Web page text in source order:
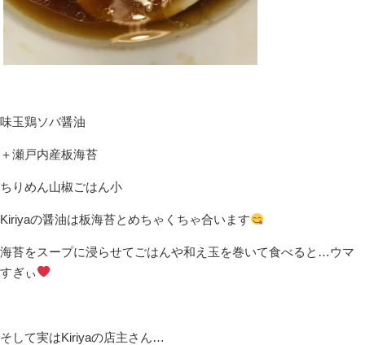
味玉鶏ソバ醤油
＋瀬戸内産板海苔
ちりめん山椒ごはん小
Kiriyaの醤油は板海苔とめちゃくちゃ合います
海苔をスープに浸らせてごはんや和え玉を巻いて食べると…ウマ
すぎぃ
そして実はKiriyaの店主さん…